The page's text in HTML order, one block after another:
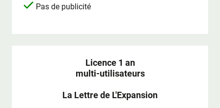
Pas de publicité
Licence 1 an
multi-utilisateurs
La Lettre de L'Expansion